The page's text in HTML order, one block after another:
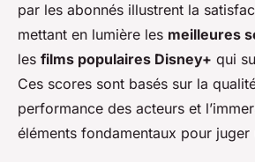
par les abonnés illustrent la
mettant en lumière les meilleures
les films populaires Disney+ qui
Ces scores sont basés sur la
performance des acteurs et
éléments fondamentaux pour juger